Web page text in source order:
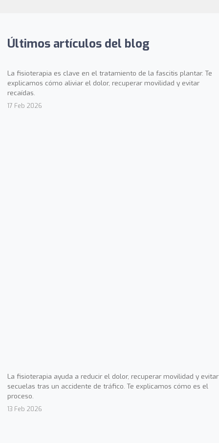
Últimos artículos del blog
La fisioterapia es clave en el tratamiento de la fascitis plantar. Te
explicamos cómo aliviar el dolor, recuperar movilidad y evitar
recaídas.
17 Feb 2026
La fisioterapia ayuda a reducir el dolor, recuperar movilidad y evitar
secuelas tras un accidente de tráfico. Te explicamos cómo es el
proceso.
13 Feb 2026